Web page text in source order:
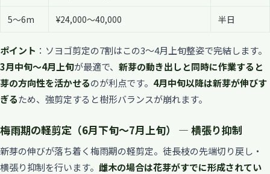
5〜6m ¥24,000〜40,000 半日
ポイント ：ソヨゴ剪定の7割はこの3〜4月上旬整姿で完結します。
3月中旬〜4月上旬が最適で、 新芽の動き出しと同時に作業すると
芽の方向性を活かせるのが利点です。 4月中旬以降は新芽が伸びす
ぎるため、強剪定すると樹形バランスが崩れます。
梅雨期の軽剪定（6月下旬〜7月上旬） — 横張り抑制
新芽の伸びが落ち着く梅雨期の軽剪定。徒長枝の先端切り戻し・
横張り抑制を行います。 雌木の場合は花芽がすでに形成されてい